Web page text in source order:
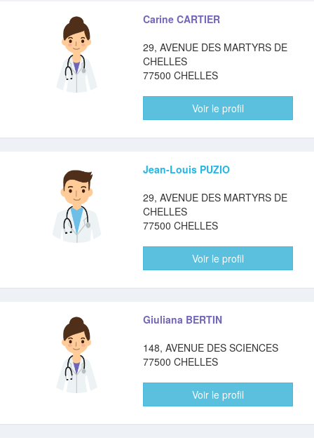
Carine CARTIER
29, AVENUE DES MARTYRS DE
CHELLES
77500 CHELLES
Voir le profil
Jean-Louis PUZIO
29, AVENUE DES MARTYRS DE
CHELLES
77500 CHELLES
Voir le profil
Giuliana BERTIN
148, AVENUE DES SCIENCES
77500 CHELLES
Voir le profil